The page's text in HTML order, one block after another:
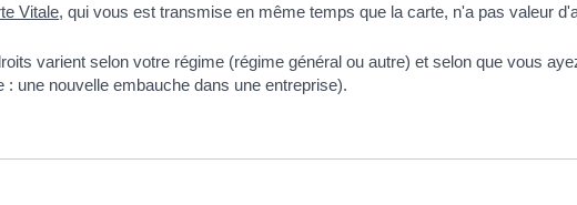
Vitale, qui vous est transmise en même temps que la carte, n'a pas valeur
varient selon votre régime (régime général ou autre) et selon que vous
une nouvelle embauche dans une entreprise).